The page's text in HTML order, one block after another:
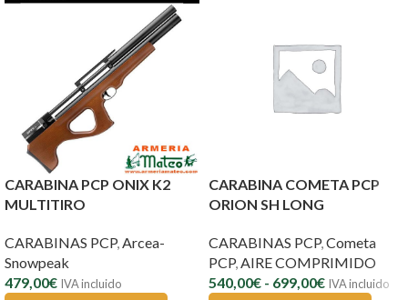
CARABINA PCP ONIX K2
MULTITIRO
CARABINAS PCP, Arcea-
Snowpeak
479,00€ IVA incluido
CARABINA COMETA PCP
ORION SH LONG
CARABINAS PCP, Cometa
PCP, AIRE COMPRIMIDO
540,00€ - 699,00€ IVA incluido